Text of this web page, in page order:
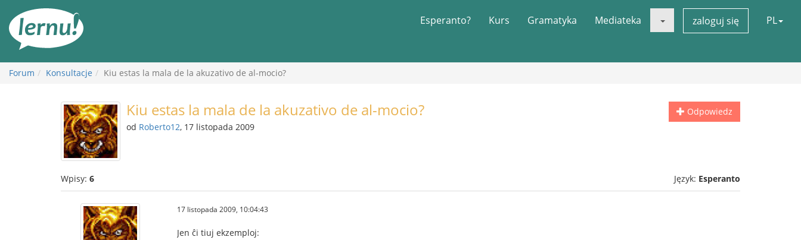
Esperanto? Kurs Gramatyka Mediateka zaloguj się PL
Forum Konsultacje Kiu estas la mala de la akuzativo de al-mocio?
Odpowiedz
Kiu estas la mala de la akuzativo de al-mocio?
od Roberto12, 17 listopada 2009
Wpisy: 6 Język: Esperanto
17 listopada 2009, 10:04:43
Jen ĉi tiuj ekzemploj: